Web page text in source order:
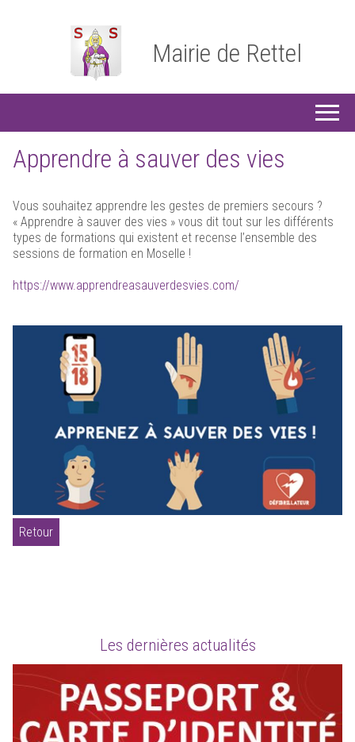
Mairie de Rettel
Apprendre à sauver des vies
Vous souhaitez apprendre les gestes de premiers secours ?
« Apprendre à sauver des vies » vous dit tout sur les différents
types de formations qui existent et recense l’ensemble des
sessions de formation en Moselle !
https://www.apprendreasauverdesvies.com/
Retour
Les dernières actualités